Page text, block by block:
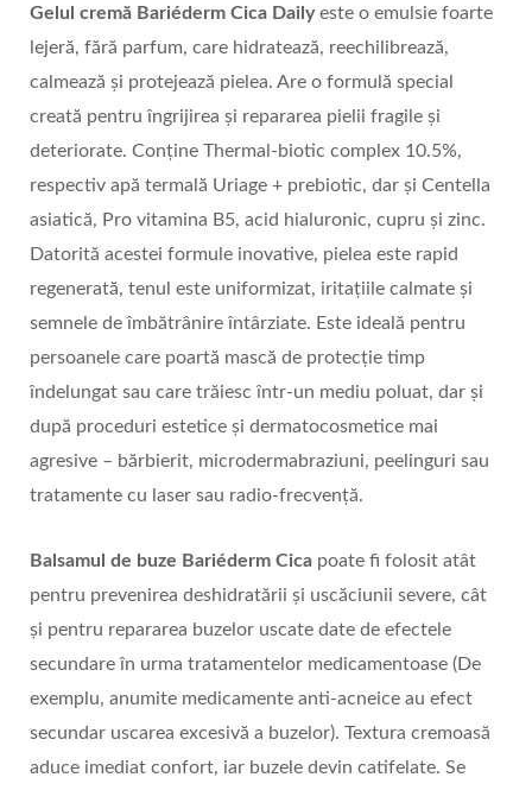
Gelul cremă Bariéderm Cica Dailyeste o emulsie foarte
lejeră, fără parfum, care hidratează, reechilibrează,
calmează și protejează pielea. Are o formulă special
creată pentru îngrijirea și repararea pielii fragile și
deteriorate. Conține Thermal-biotic complex 10.5%,
respectiv apă termală Uriage + prebiotic, dar și Centella
asiatică, Pro vitamina B5, acid hialuronic, cupru și zinc.
Datorită acestei formule inovative, pielea este rapid
regenerată, tenul este uniformizat, iritațiile calmate și
semnele de îmbătrânire întârziate. Este ideală pentru
persoanele care poartă mască de protecție timp
îndelungat sau care trăiesc într-un mediu poluat, dar și
după proceduri estetice și dermatocosmetice mai
agresive – bărbierit, microdermabraziuni, peelinguri sau
tratamente cu laser sau radio-frecvență.
Balsamul de buze Bariéderm Cica poate fi folosit atât
pentru prevenirea deshidratării și uscăciunii severe, cât
și pentru repararea buzelor uscate date de efectele
secundare în urma tratamentelor medicamentoase (De
exemplu, anumite medicamente anti-acneice au efect
secundar uscarea excesivă a buzelor). Textura cremoasă
aduce imediat confort, iar buzele devin catifelate. Se